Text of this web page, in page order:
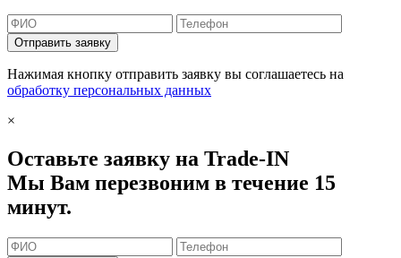
Отправить заявку
Нажимая кнопку отправить заявку вы соглашаетесь на
обработку персональных данных
×
Оставьте заявку на Trade-IN
Мы Вам перезвоним в течение 15
минут.